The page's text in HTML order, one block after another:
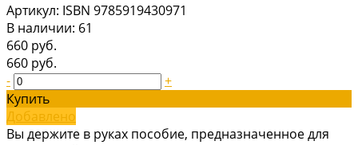
Артикул: ISBN 9785919430971
В наличии: 61
660 руб.
660 руб.
-
+
Купить
Добавлено
Вы держите в руках пособие, предназначенное для